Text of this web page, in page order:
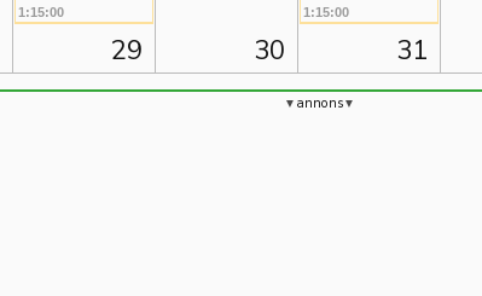
1:15:00
29 30
1:15:00
31
annons